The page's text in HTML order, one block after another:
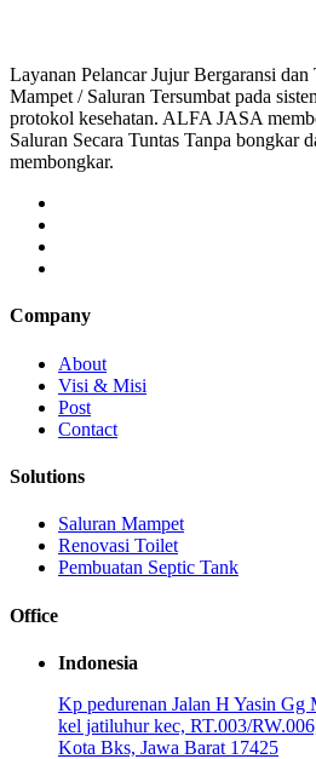
Layanan Pelancar Jujur Bergaransi dan
Mampet / Saluran Tersumbat pada
protokol kesehatan. ALFA JASA
Saluran Secara Tuntas Tanpa bongkar
membongkar.
Company
About
Visi & Misi
Post
Contact
Solutions
Saluran Mampet
Renovasi Toilet
Pembuatan Septic Tank
Office
Indonesia
Kp pedurenan Jalan H Yasin Gg
kel jatiluhur kec, RT.003/
Kota Bks, Jawa Barat 17425